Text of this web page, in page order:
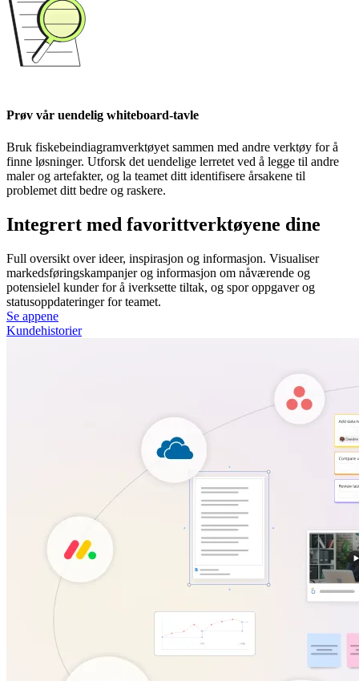
Prøv vår uendelig whiteboard-tavle
Bruk fiskebeindiagramverktøyet sammen med andre verktøy for å
finne løsninger. Utforsk det uendelige lerretet ved å legge til andre
maler og artefakter, og la teamet ditt identifisere årsakene til
problemet ditt bedre og raskere.
Integrert med favorittverktøyene dine
Full oversikt over ideer, inspirasjon og informasjon. Visualiser
markedsføringskampanjer og informasjon om nåværende og
potensielel kunder for å iverksette tiltak, og spor oppgaver og
statusoppdateringer for teamet.
Se appene
Kundehistorier